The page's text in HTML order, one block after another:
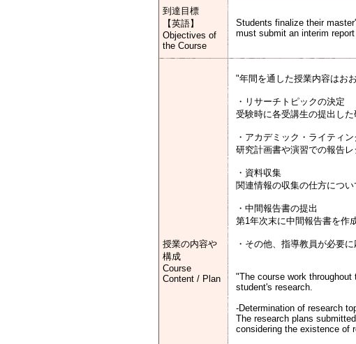
到達目標
【英語】
Objectives of
the Course
Students finalize their
must submit an interim
授業の内容や
構成
Course
Content / Plan
"年間を通した授業内容はお
・リサーチトピックの決定
受験時に各受講生の提出し
・アカデミック・ライティン
研究計画書や演習での報告
・資料収集
関連情報の収集の仕方につ
・中間報告書の提出
第1年次末に中間報告書を作
・その他、指導教員が必要
"The course work
student's research.
-Determination of research
The research plans
considering the existence of